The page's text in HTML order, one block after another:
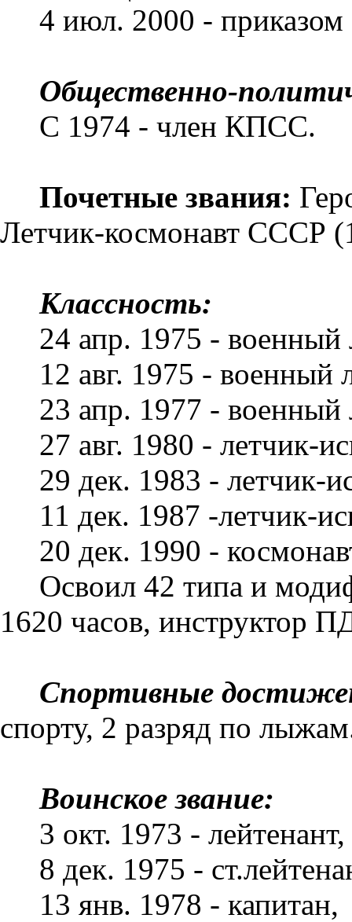
4 июл. 2000 -
Общественно-
С 1974 - член КПСС.
Почетные звания:
Летчик-кос­монавт СССР
Классность:
24 апр. 1975 - военный
12 авг. 1975 - военный
23 апр. 1977 - военный
27 авг. 1980 - летчик-
29 дек. 1983 - летчик-
11 дек. 1987 -летчик-
20 дек. 1990 -
Освоил 42 типа и
1620 часов, инструктор
Спортивные
спорту, 2 разряд по
Воинское звание:
3 окт. 1973 - лейтенант,
8 дек. 1975 -
13 янв. 1978 - капитан,